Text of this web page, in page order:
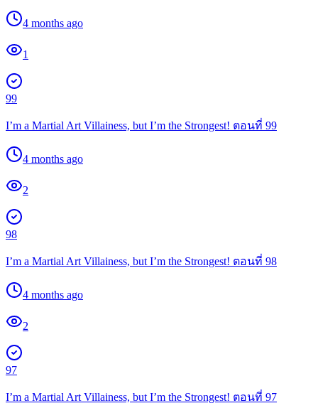
4 months ago
1
99
I’m a Martial Art Villainess, but I’m the Strongest! ตอนที่ 99
4 months ago
2
98
I’m a Martial Art Villainess, but I’m the Strongest! ตอนที่ 98
4 months ago
2
97
I’m a Martial Art Villainess, but I’m the Strongest! ตอนที่ 97